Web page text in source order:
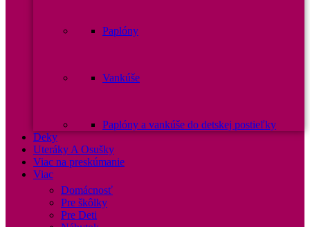
Paplóny
Vankúše
Paplóny a vankúše do detskej postieľky
Deky
Uteráky A Osušky
Viac na preskúmanie
Viac
Domácnosť
Pre škôlky
Pre Deti